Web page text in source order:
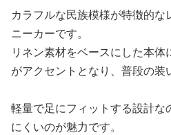
カラフルな民族模様が特徴的な
ニーカーです。
リネン素材をベースにした本
がアクセントとなり、普段の装
軽量で足にフィットする設計
にくいのが魅力です。